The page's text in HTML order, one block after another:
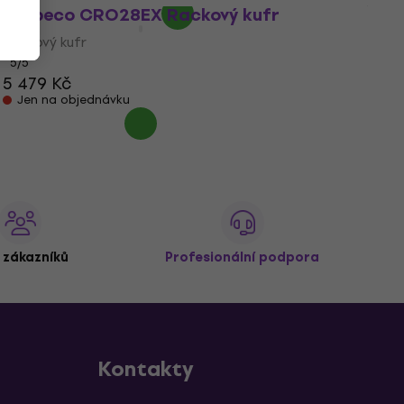
Bespeco CRO28EX Rackový kufr
Rackový kufr
5/5
5 479 Kč
Jen na objednávku
zákazníků Profesionální podpora
Kontakty